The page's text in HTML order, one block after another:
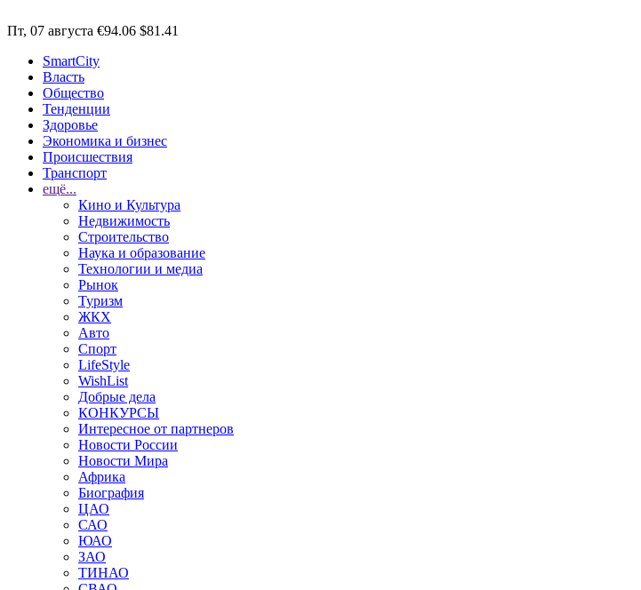
Пт, 07 августа €94.06 $81.41
SmartCity
Власть
Общество
Тенденции
Здоровье
Экономика и бизнес
Происшествия
Транспорт
ещё...
Кино и Культура
Недвижимость
Строительство
Наука и образование
Технологии и медиа
Рынок
Туризм
ЖКХ
Авто
Спорт
LifeStyle
WishList
Добрые дела
КОНКУРСЫ
Интересное от партнеров
Новости России
Новости Мира
Африка
Биография
ЦАО
САО
ЮАО
ЗАО
ТИНАО